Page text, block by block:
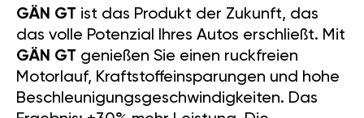
GÄN GT ist das Produkt der Zukunft, das
das volle Potenzial Ihres Autos erschließt. Mit
GÄN GT genießen Sie einen ruckfreien
Motorlauf, Kraftstoffeinsparungen und hohe
Beschleunigungsgeschwindigkeiten. Das